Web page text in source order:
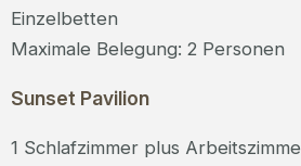
Einzelbetten
Maximale Belegung: 2 Personen
Sunset Pavilion
1 Schlafzimmer plus